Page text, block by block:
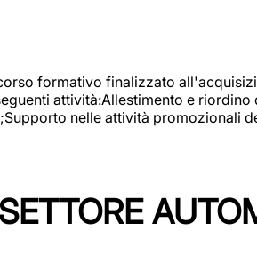
formativo finalizzato
attività:Allestimento e
nelle attività promozionali